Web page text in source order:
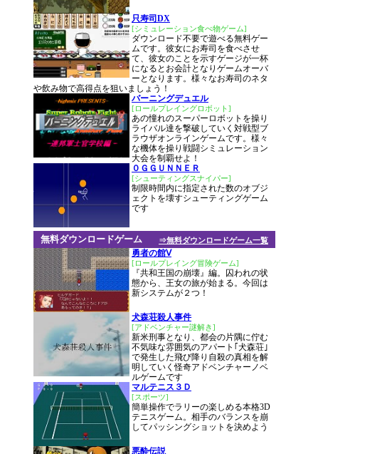
只寿司DX
[シミュレーション食べ物ゲーム]
ダウンロード不要で遊べる無料ゲー
ムです。彼女にお寿司を食べさせ
て、彼女のことを示すゲージが一杯
になるとお会計となりゲームオーバ
ーとなります。様々なお寿司のネタ
や飲み物で高得点を狙いましょう！
バーニングデュエル
[ロールプレイングロボット]
あの憧れのスーパーロボットを操り
ライバル達を撃破していく対戦型ブ
ラウザオンラインゲームです。様々
な機体を操り戦闘シミュレーション
大会を制覇せよ！
０ＧＧＵＮＮＥＲ
[シューティングスナイパー]
制限時間内に指定された数のオブジ
ェクトを壊すシューティングゲーム
です
⇒無料ダウンロードゲーム一覧
無料ダウンロードゲーム
勇者の館Ⅴ
[ロールプレイング冒険ゲーム]
『共和王国の崩壊』編。囚われの状
態から、王女の旅が始まる。今回は
新システムが２つ！
犬森荘殺人事件
[アドベンチャー謎解き]
新米刑事となり、都会の片隅に佇む
不気味な雰囲気のアパート｢犬森荘｣
で発生した飛び降り自殺の真相を解
明していく怪奇アドベンチャーノベ
ルゲームです
マルテニス３Ｄ
[スポーツ]
簡単操作でラリーの楽しめる本格3D
テニスゲーム。相手のバランスを崩
してパッシングショットを決めよう
悪酔伝説